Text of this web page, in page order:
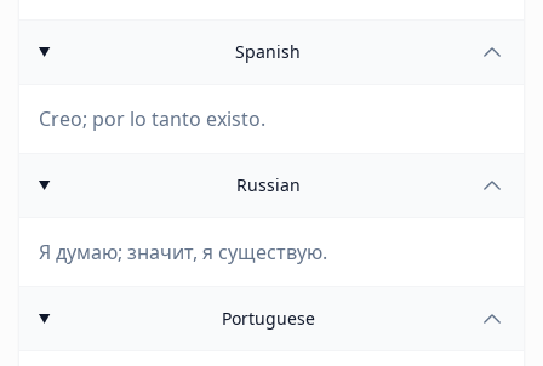
Spanish
Creo; por lo tanto existo.
Russian
Я думаю; значит, я существую.
Portuguese